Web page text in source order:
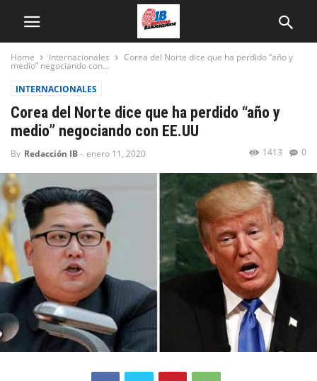
Home Internacionales Corea del Norte dice que ha perdido “año y
medio” negociando con...
INTERNACIONALES
Corea del Norte dice que ha perdido “año y
medio” negociando con EE.UU
By Redacción IB- enero 11, 2020 0
1413